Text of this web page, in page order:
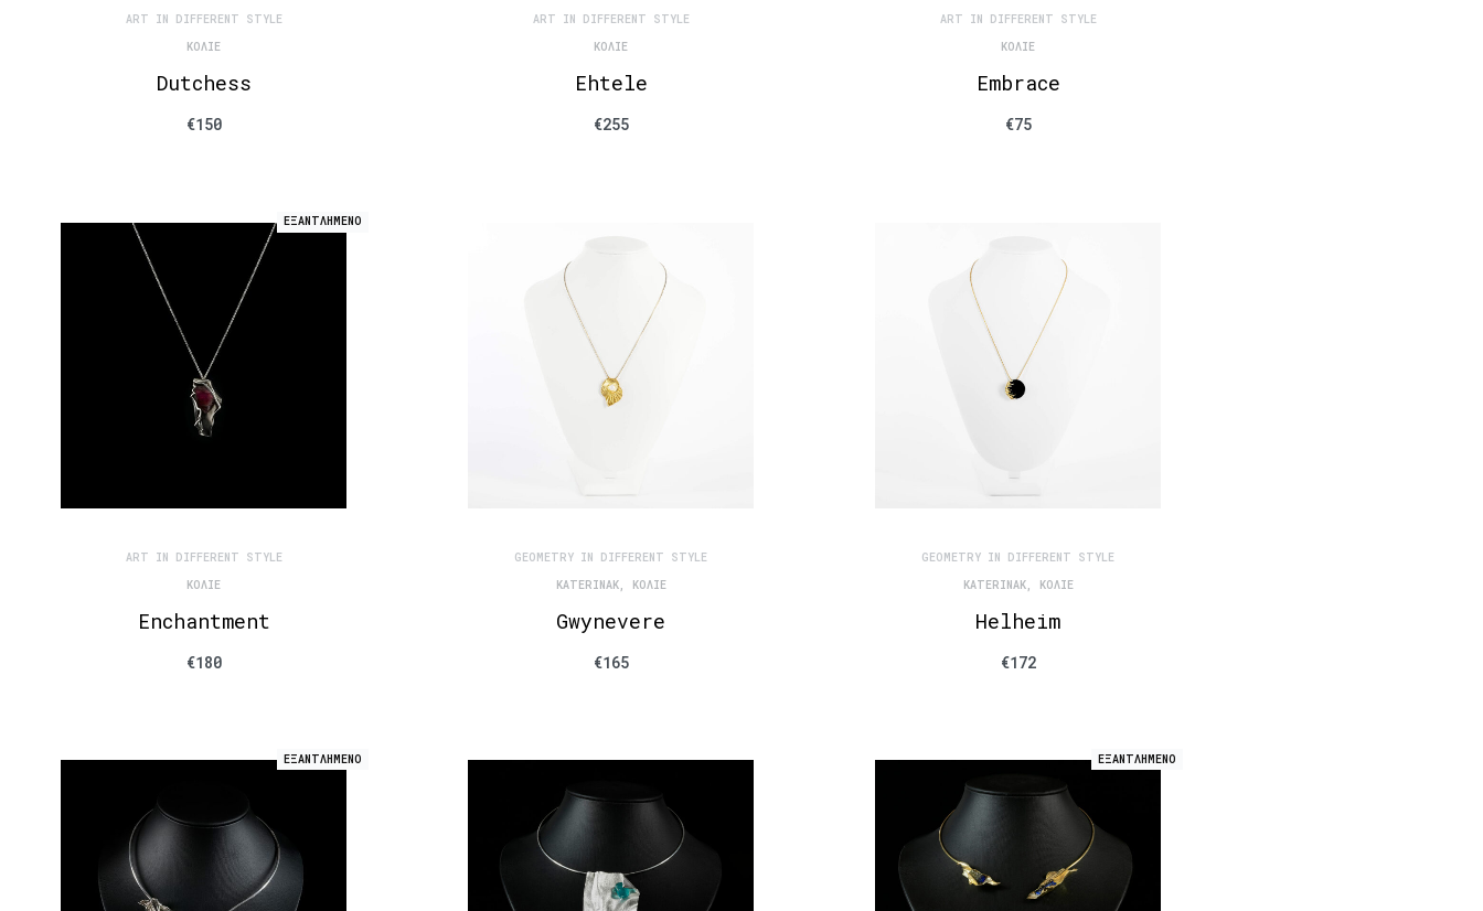
ART IN DIFFERENT STYLE
ΚΟΛΙΈ
Dutchess
€150
ART IN DIFFERENT STYLE
ΚΟΛΙΈ
Ehtele
€255
ART IN DIFFERENT STYLE
ΚΟΛΙΈ
Embrace
€75
ΕΞΑΝΤΛΗΜΕΝΟ
ART IN DIFFERENT STYLE
ΚΟΛΙΈ
Enchantment
€180
GEOMETRY IN DIFFERENT STYLE
KATERINAK, ΚΟΛΙΈ
Gwynevere
€165
GEOMETRY IN DIFFERENT STYLE
KATERINAK, ΚΟΛΙΈ
Helheim
€172
ΕΞΑΝΤΛΗΜΕΝΟ ΕΞΑΝΤΛΗΜΕΝΟ